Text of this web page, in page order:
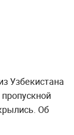
Узбекистана
Об